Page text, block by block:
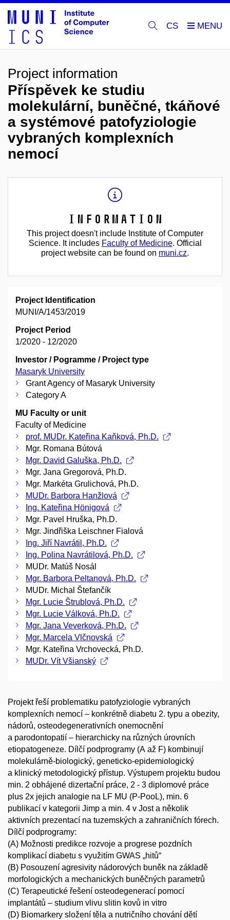
CS
Project information
Příspěvek ke studiu
molekulární, buněčné, tkáňové
a systémové patofyziologie
vybraných komplexních
nemocí
Information
This project doesn't include Institute of Computer
Science. It includes Faculty of Medicine. Official
project website can be found on muni.cz.
Project Identification
MUNI/A/1453/2019
Project Period
1/2020 - 12/2020
Investor / Pogramme / Project type
Masaryk University
Grant Agency of Masaryk University
Category A
MU Faculty or unit
Faculty of Medicine
prof. MUDr. Kateřina Kaňková, Ph.D.
Mgr. Romana Bútová
Mgr. David Galuška, Ph.D.
Mgr. Jana Gregorová, Ph.D.
Mgr. Markéta Grulichová, Ph.D.
MUDr. Barbora Hanžlová
Ing. Kateřina Hönigová
Mgr. Pavel Hruška, Ph.D.
Mgr. Jindřiška Leischner Fialová
Ing. Jiří Navrátil, Ph.D.
Ing. Polina Navrátilová, Ph.D.
MUDr. Matúš Nosál
Mgr. Barbora Peltanová, Ph.D.
MUDr. Michal Štefančík
Mgr. Lucie Štrublová, Ph.D.
Mgr. Lucie Válková, Ph.D.
Mgr. Jana Veverková, Ph.D.
Mgr. Marcela Vlčnovská
Mgr. Kateřina Vrchovecká, Ph.D.
MUDr. Vít Všianský
Projekt řeší problematiku patofyziologie vybraných
komplexních nemocí – konkrétně diabetu 2. typu a obezity,
nádorů, osteodegenerativních onemocnění
a parodontopatií – hierarchicky na různých úrovních
etiopatogeneze. Dílčí podprogramy (A až F) kombinují
molekulárně-biologický, geneticko-epidemiologický
a klinický metodologický přístup. Výstupem projektu budou
min. 2 obhájené dizertační práce, 2 - 3 diplomové práce
plus 2x jejich analogie na LF MU (P-PooL), min. 6
publikací v kategorii Jimp a min. 4 v Jost a několik
aktivních prezentací na tuzemských a zahraničních fórech.
Dílčí podprogramy:
(A) Možnosti predikce rozvoje a progrese pozdních
komplikací diabetu s využitím GWAS „hitů“
(B) Posouzení agresivity nádorových buněk na základě
morfologických a mechanických buněčných parametrů
(C) Terapeutické řešení osteodegenerací pomocí
implantátů – studium vlivu slitin kovů in vitro
(D) Biomarkery složení těla a nutričního chování dětí